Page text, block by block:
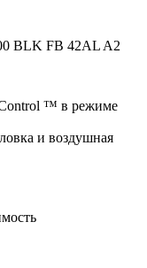
BLK FB 42AL A2
™ в режиме
и воздушная